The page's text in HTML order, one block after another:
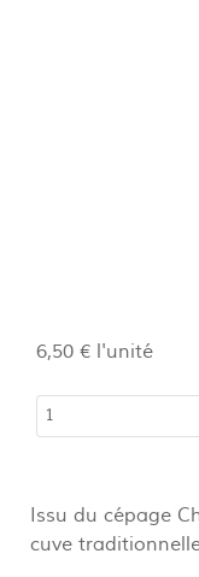
6,50 € l'unité
Issu du cépage
cuve